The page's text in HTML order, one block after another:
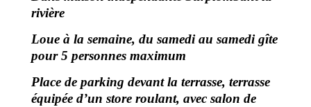
rivière
Loue à la semaine, du samedi au samedi gîte
pour 5 personnes maximum
Place de parking devant la terrasse, terrasse
équipée d’un store roulant, avec salon de